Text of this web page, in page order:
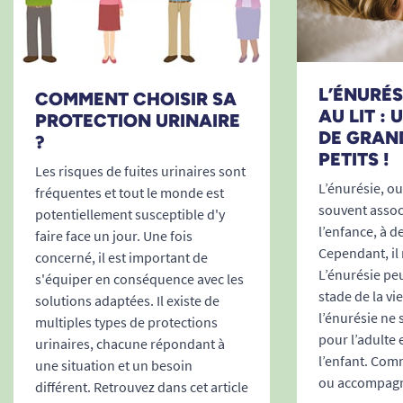
Conseil :
si vous hésitez entre deux tailles,
privilégiez toujours la plus grande pour un
confort optimal et éviter toute sensation de
serrage.
Composition
75 % Tencel
25 % Modal
Membrane imperméable : 100 %
polyuréthane
La gammeintraversable
les faces avant et arrière du produit, la zone du
COMMENT CHOISIR SA
PROTECTION URINAIRE
?
Les risques de fuites urinaires sont
fréquentes et tout le monde est
potentiellement susceptible d'y
faire face un jour. Une fois
concerné, il est important de
s'équiper en conséquence avec les
solutions adaptées. Il existe de
multiples types de protections
urinaires, chacune répondant à
une situation et un besoin
différent. Retrouvez dans cet article
AU LIT :
DE
PETITS !
L’énurésie,
souvent
l’enfance, à
Cependant, il
L’énurésie
stade de la
l’énurésie ne
pour l’adulte
l’enfant.
ou